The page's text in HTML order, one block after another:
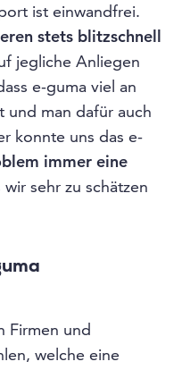
ist einwandfrei.
stets blitzschnell
jegliche Anliegen
e-guma viel an
und man dafür auch
konnte uns das e-
immer eine
wir sehr zu schätzen
Firmen und
welche eine